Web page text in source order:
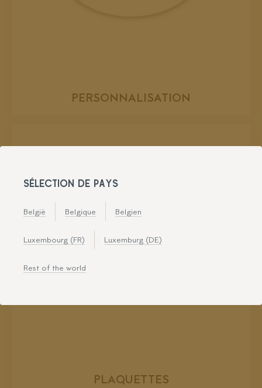
PERSONNALISATION
PLAQUETTES
SÉLECTION DE PAYS
België Belgique Belgien
Luxembourg (FR) Luxemburg (DE)
Rest of the world